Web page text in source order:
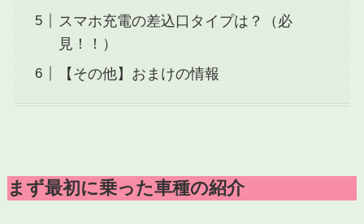
スマホ充電の差込口タイプは？（必
見！！）
【その他】おまけの情報
まず最初に乗った車種の紹介